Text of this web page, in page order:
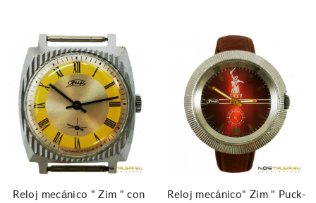
Reloj mecánico " Zim " con
Reloj mecánico" Zim " Puck-